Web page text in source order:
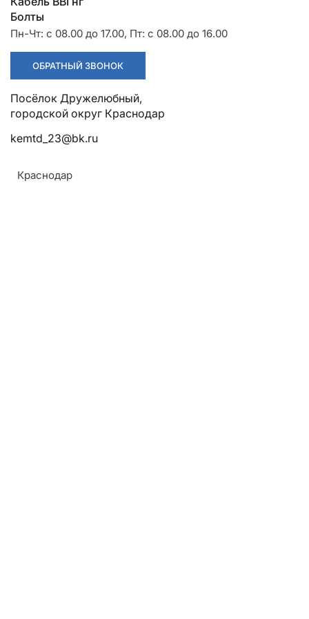
Болты
+7 (918) 003-93-73
Пн-Чт: с 08.00 до 17.00, Пт: с 08.00 до 16.00
ОБРАТНЫЙ ЗВОНОК
Посёлок Дружелюбный,
городской округ Краснодар
kemtd_23@bk.ru
Краснодар
Стоимость:
Цена по запросу
Армавир